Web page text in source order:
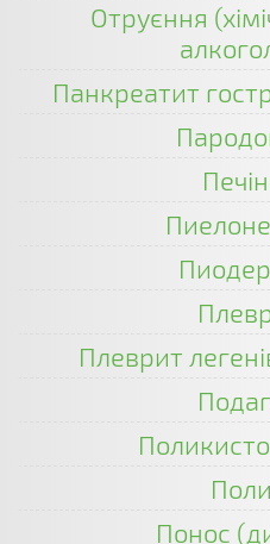
Отруєння
Панкреатит
Плеврит
Понос